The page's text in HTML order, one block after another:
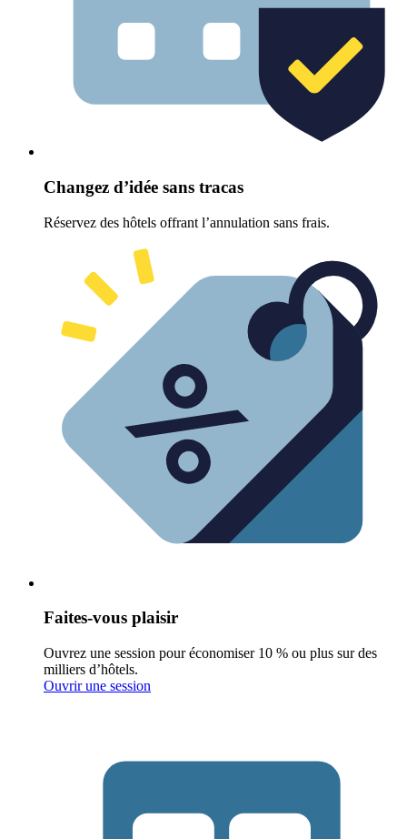
Changez d’idée sans tracas
Réservez des hôtels offrant l’annulation sans frais.
Faites-vous plaisir
Ouvrez une session pour économiser 10 % ou plus sur des
milliers d’hôtels.
Ouvrir une session